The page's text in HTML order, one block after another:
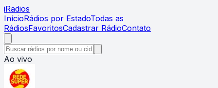
iRadios
InícioRádios por EstadoTodas as
RádiosFavoritosCadastrar RádioContato
Ao vivo